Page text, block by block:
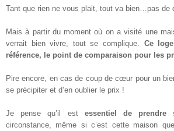
Tant que rien ne vous plait, tout va bien…pas de
Mais à partir du moment où on a visité une
verrait bien vivre, tout se complique. Ce
référence, le point de comparaison pour les
Pire encore, en cas de coup de cœur pour un
se précipiter et d’en oublier le prix !
Je pense qu’il est essentiel de prendre
circonstance, même si c’est cette maison